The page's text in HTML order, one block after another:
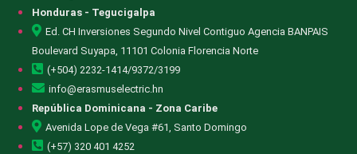
Honduras - Tegucigalpa
Ed. CH Inversiones Segundo Nivel Contiguo Agencia BANPAIS
Boulevard Suyapa, 11101 Colonia Florencia Norte
(+504) 2232-1414/9372/3199
info@erasmuselectric.hn
República Dominicana - Zona Caribe
Avenida Lope de Vega #61, Santo Domingo
(+57) 320 401 4252